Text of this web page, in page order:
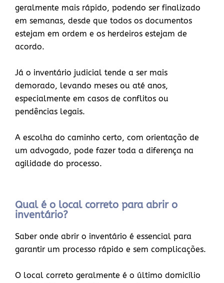
geralmente mais rápido, podendo ser finalizado
em semanas, desde que todos os documentos
estejam em ordem e os herdeiros estejam de
acordo.
Já o inventário judicial tende a ser mais
demorado, levando meses ou até anos,
especialmente em casos de conflitos ou
pendências legais.
A escolha do caminho certo, com orientação de
um advogado, pode fazer toda a diferença na
agilidade do processo.
Qual é o local correto para abrir o
inventário?
Saber onde abrir o inventário é essencial para
garantir um processo rápido e sem complicações.
O local correto geralmente é o último domicílio